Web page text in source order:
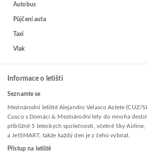
Autobus
Půjčení auta
Taxi
Vlak
Informace o letišti
Seznamte se
Mezinárodní letiště Alejandro Velasco Astete (CUZ/
Cusco s Domácí & Mezinárodní lety do mnoha
přibližně 5 leteckých společností, včetně Sky Airline,
a JetSMART, takže každý den je z čeho vybírat.
Přístup na letiště